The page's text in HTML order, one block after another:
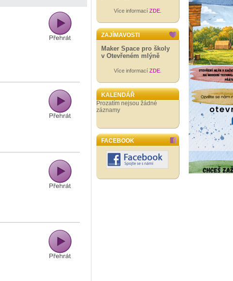
Více informací ZDE
ZAJÍMAVOSTI
Maker Space pro školy
v Otevřeném mlýně
Více informací ZDE
KALENDÁŘ
Prozatím nejsou žádné
záznamy
FACEBOOK